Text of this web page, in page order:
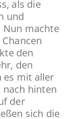
als die
und
machte
den
den
es mit aller
nach hinten
der
sich die